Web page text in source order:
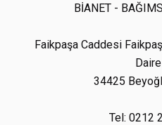
BİANET -
Faikpaşa Caddesi
34425
Tel: 0212